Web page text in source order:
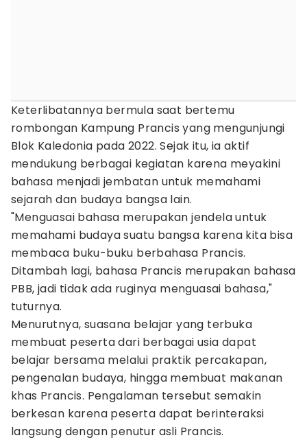
Keterlibatannya bermula saat bertemu
rombongan Kampung Prancis yang mengunjungi
Blok Kaledonia pada 2022. Sejak itu, ia aktif
mendukung berbagai kegiatan karena meyakini
bahasa menjadi jembatan untuk memahami
sejarah dan budaya bangsa lain.
"Menguasai bahasa merupakan jendela untuk
memahami budaya suatu bangsa karena kita bisa
membaca buku-buku berbahasa Prancis.
Ditambah lagi, bahasa Prancis merupakan bahasa
PBB, jadi tidak ada ruginya menguasai bahasa,"
tuturnya.
Menurutnya, suasana belajar yang terbuka
membuat peserta dari berbagai usia dapat
belajar bersama melalui praktik percakapan,
pengenalan budaya, hingga membuat makanan
khas Prancis. Pengalaman tersebut semakin
berkesan karena peserta dapat berinteraksi
langsung dengan penutur asli Prancis.